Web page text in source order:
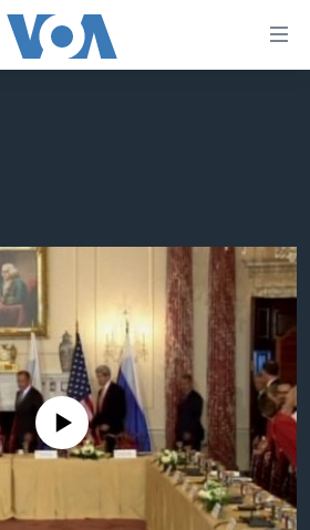
ສະຫະລັດ 2024
ວ
source currently available